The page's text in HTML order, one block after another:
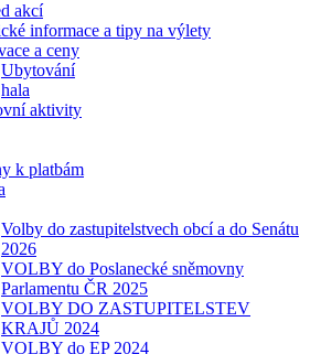
akcí
informace a tipy na výlety
a ceny
Ubytování
hala
aktivity
k platbám
Volby do zastupitelstvech obcí a do Senátu
2026
VOLBY do Poslanecké sněmovny
Parlamentu ČR 2025
VOLBY DO ZASTUPITELSTEV
KRAJŮ 2024
VOLBY do EP 2024